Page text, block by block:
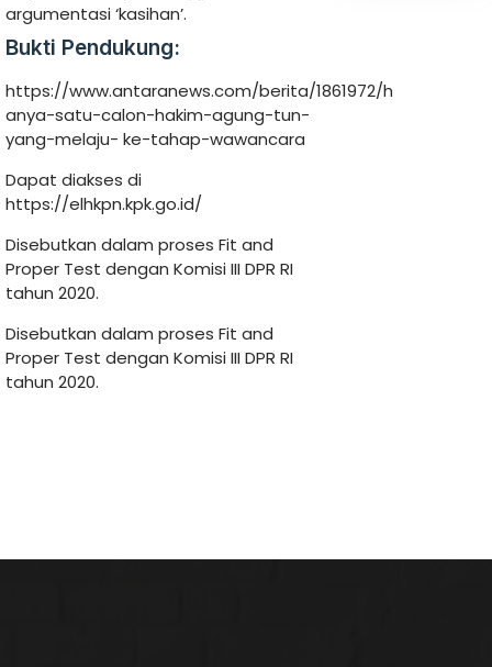
argumentasi ‘kasihan’.
Bukti Pendukung:
https://www.antaranews.com/berita/1861972/h
anya-satu-calon-hakim-agung-tun-
yang-melaju- ke-tahap-wawancara
Dapat diakses di
https://elhkpn.kpk.go.id/
Disebutkan dalam proses Fit and
Proper Test dengan Komisi III DPR RI
tahun 2020.
Disebutkan dalam proses Fit and
Proper Test dengan Komisi III DPR RI
tahun 2020.